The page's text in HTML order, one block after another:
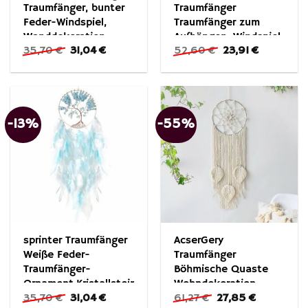
Traumfänger, bunter
Feder-Windspiel,
Wanddekoration,
Anhänger (1 St)
35,70€ Ursprünglicher
war:
31,04€
ist:
Traumfänger
Traumfänger zum
Aufhängen, Windspiel,
Schlafzimmer-
52,60€ Ursprünglicher
war:
52,60 €
23,91€
ist:
23,91 €.
-13%
sprinter Traumfänger
Weiße Feder-
Traumfänger-
Ornament,Kristallstein-
Baum des
35,70€ Ursprünglicher
31,04€
-55%
AcserGery
Traumfänger
Böhmische Quaste
Wohndekoration
61,27€ Ursprünglicher
27,85€